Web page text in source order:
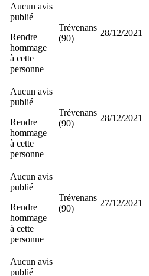
Aucun avis
publié
Rendre
hommage
à cette
personne
Trévenans
(90)
28/12/2021
Aucun avis
publié
Rendre
hommage
à cette
personne
Trévenans
(90)
28/12/2021
Aucun avis
publié
Rendre
hommage
à cette
personne
Trévenans
(90)
27/12/2021
Aucun avis
publié